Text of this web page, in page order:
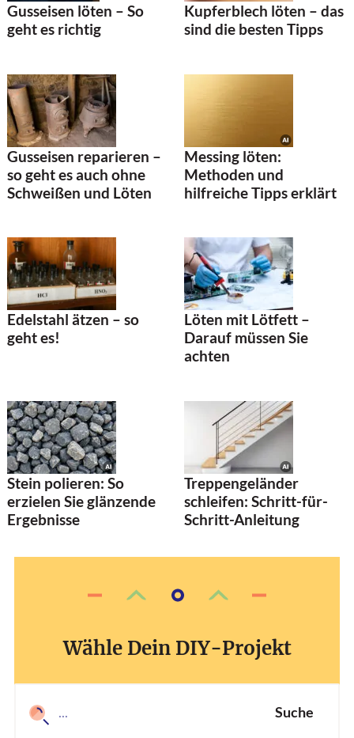
Gusseisen löten – So
geht es richtig
Kupferblech löten – das
sind die besten Tipps
Gusseisen reparieren –
so geht es auch ohne
Schweißen und Löten
Messing löten:
Methoden und
hilfreiche Tipps erklärt
Edelstahl ätzen – so
geht es!
Löten mit Lötfett –
Darauf müssen Sie
achten
Stein polieren: So
erzielen Sie glänzende
Ergebnisse
Treppengeländer
schleifen: Schritt-für-
Schritt-Anleitung
Wähle Dein DIY-Projekt
Suche